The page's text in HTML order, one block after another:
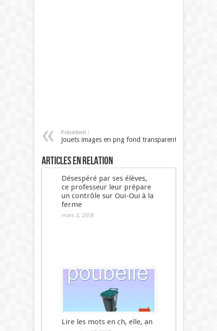
Précédent :
Jouets images en png fond transparent
Articles en relation
Désespéré par ses élèves,
ce professeur leur prépare
un contrôle sur Oui-Oui à la
ferme
mars 2, 2018
Lire les mots en ch, elle, an